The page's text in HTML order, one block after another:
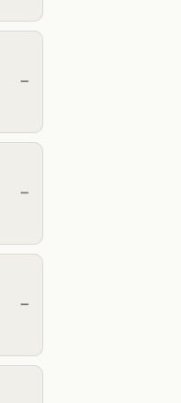
—
—
—